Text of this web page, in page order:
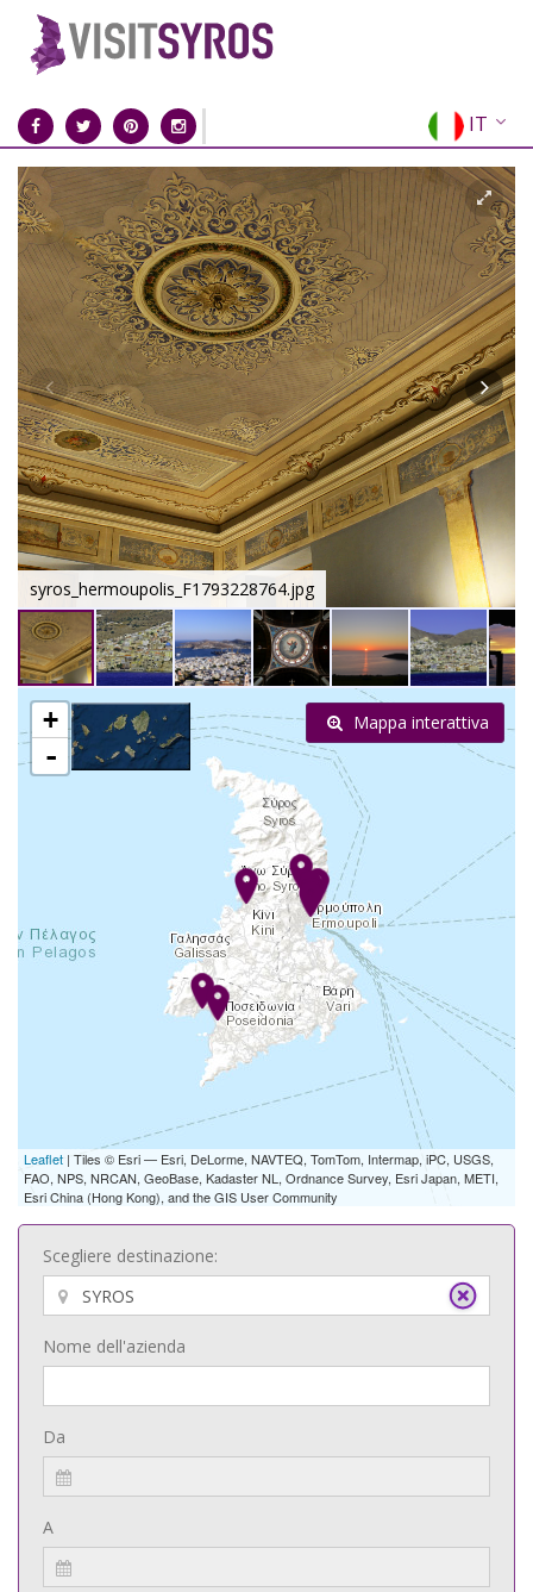
IT
EN
EL
FR
DE
ES
RU
CN
syros_hermoupolis_F1793228764.jpg
+
-
Leaflet | Tiles © Esri — Esri, DeLorme, NAVTEQ, TomTom, Intermap, iPC, USGS,
FAO, NPS, NRCAN, GeoBase, Kadaster NL, Ordnance Survey, Esri Japan, METI,
Esri China (Hong Kong), and the GIS User Community
Mappa interattiva
Scegliere destinazione:
Nome dell'azienda
Da
A